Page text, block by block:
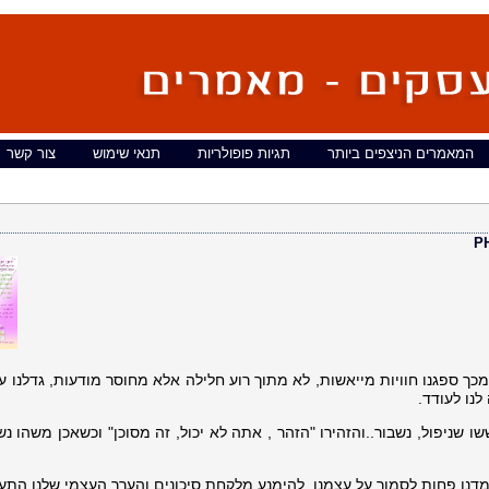
המאמרים הניצפים ביותר תגיות פופולריות תנאי שימוש צור קשר
מכך ספגנו חוויות מייאשות, לא מתוך רוע חלילה אלא מחוסר מודעות, גדלנו
לעודד.
שניפול, נשבור..והזהירו "הזהר , אתה לא יכול, זה מסוכן" וכשאכן משהו
פחות לסמוך על עצמנו, להימנע מלקחת סיכונים והערך העצמי שלנו